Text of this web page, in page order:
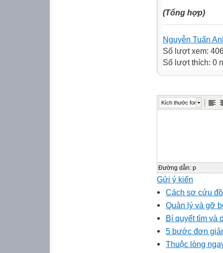
(Tổng hợp)
Nguyễn Tuấn
Số lượt xem:
Số lượt thích: 0
Kích thước font
Đường dẫn: p
Gửi ý kiến
Cách sơ cứu
Quản lý và gỡ
Bí quyết tìm và
5 bước đơn
Thuộc lòng